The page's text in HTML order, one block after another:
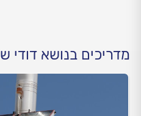
מדריכים בנושא דודי